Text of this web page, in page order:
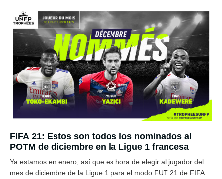
FIFA 21: Estos son todos los nominados al
POTM de diciembre en la Ligue 1 francesa
Ya estamos en enero, así que es hora de elegir al jugador del
mes de diciembre de la Ligue 1 para el modo FUT 21 de FIFA